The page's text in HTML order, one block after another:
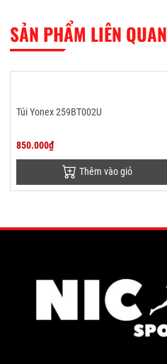
SẢN PHẨM LIÊN QUAN
Túi Yonex 259BT002U
850.000₫
Thêm vào giỏ